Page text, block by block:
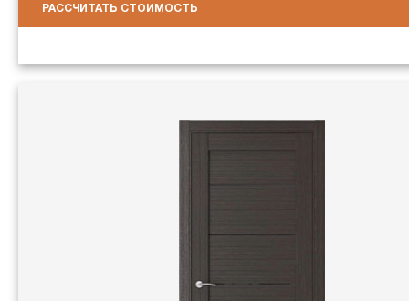
РАССЧИТАТЬ СТОИМОСТЬ